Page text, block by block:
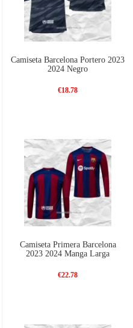
Camiseta Barcelona Portero 2023
2024 Negro
€18.78
Camiseta Primera Barcelona
2023 2024 Manga Larga
€22.78